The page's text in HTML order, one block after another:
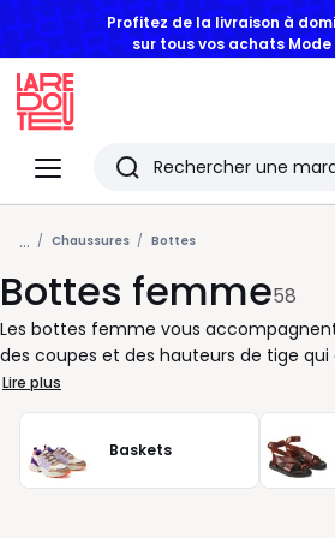
BONS PLANS | Jusqu'à -50%
Menu
Redoute
Rechercher
Les
derniers
articles
consultés
... Chaussures Bottes
Bottes femme58
Les bottes femme vous
des coupes et des hauteurs de tige
une silhouette élancée, misez sur des
avec une robe maille, une jupe midi
Envie d’un style plus facile au
à talon large offrent une démarche
tandis que les modèles plats ou à
Lire plus
Baskets